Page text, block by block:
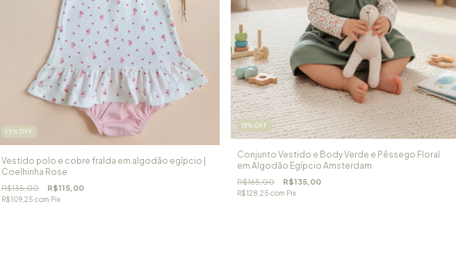
15% OFF
Vestido polo e cobre fralda em algodão egípcio |
Coelhinha Rose
R$135,00 R$115,00
R$109,25 com Pix
18%OFF
Conjunto Vestido e Body Verde e Pêssego Floral
em Algodão Egípcio Amsterdam
R$165,00 R$135,00
R$128,25com Pix